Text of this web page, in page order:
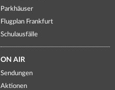
Parkhäuser
Flugplan Frankfurt
Schulausfälle
ON AIR
Sendungen
Aktionen